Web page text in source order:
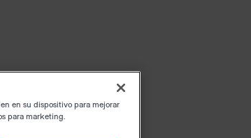
en su dispositivo para mejorar
para marketing.